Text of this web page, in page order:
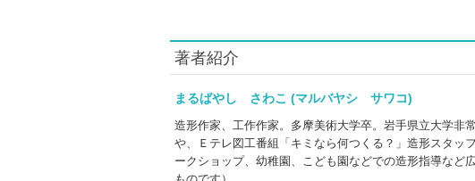
著者紹介
まるばやし さわこ (マルバヤシ サワコ)
造形作家、工作作家。多摩美術大学卒。岩手県立大学非
や、Ｅテレ図工番組「キミなら何つくる？」造形スタッ
ークショップ、幼稚園、こども園などでの造形指導など